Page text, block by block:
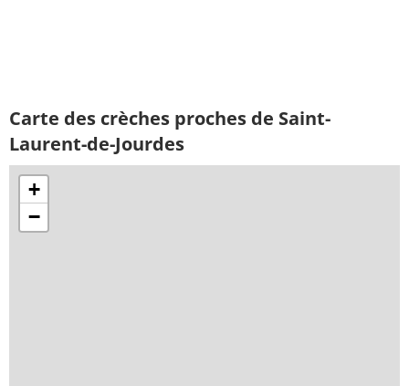
Carte des crèches proches de Saint-
Laurent-de-Jourdes
+
−